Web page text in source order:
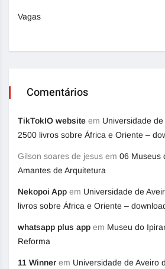
Vagas
Comentários
TikTokIO website em Universidade
2500 livros sobre África e Oriente –
Gilson soares de jesus em 06 Museus
Amantes de Arquitetura
Nekopoi App em Universidade de
livros sobre África e Oriente –
whatsapp plus app em Museu do
Reforma
11 Winner em Universidade de Aveiro